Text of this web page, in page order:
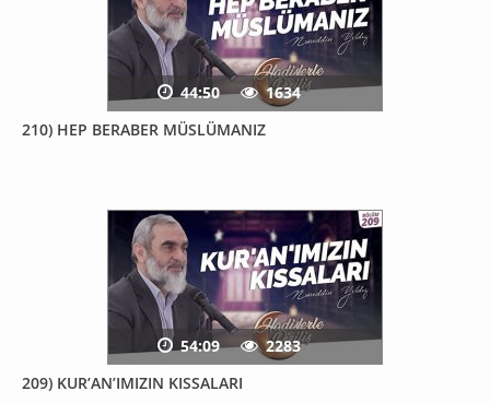
210) HEP BERABER MÜSLÜMANIZ
44:50 1634
209) KUR’AN’IMIZIN KISSALARI
54:09 2283